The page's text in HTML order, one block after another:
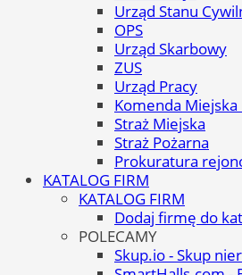
Urząd Stanu
OPS
Urząd Skarbowy
ZUS
Urząd Pracy
Komenda Miejska
Straż Miejska
Straż Pożarna
Prokuratura
KATALOG FIRM
KATALOG FIRM
Dodaj firmę do
POLECAMY
Skup.io - Skup